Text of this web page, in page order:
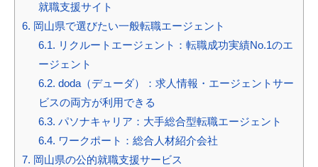
就職支援サイト
6. 岡山県で選びたい一般転職エージェント
6.1. リクルートエージェント：転職成功実績No.1のエ
ージェント
6.2. doda（デューダ）：求人情報・エージェントサー
ビスの両方が利用できる
6.3. パソナキャリア：大手総合型転職エージェント
6.4. ワークポート：総合人材紹介会社
7. 岡山県の公的就職支援サービス